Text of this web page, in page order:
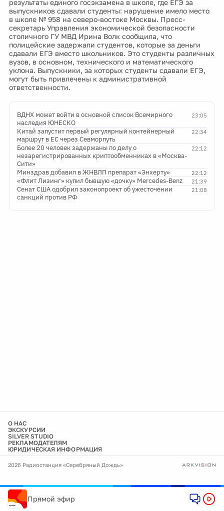
результаты единого госэкзамена в школе, где ЕГЭ за
выпускников сдавали студенты: нарушение имело место
в школе № 958 на северо-востоке Москвы. Пресс-
секретарь Управления экономической безопасности
столичного ГУ МВД Ирина Волк сообщила, что
полицейские задержали студентов, которые за деньги
сдавали ЕГЭ вместо школьников. Это студенты различных
вузов, в основном, технического и математического
уклона. Выпускники, за которых студенты сдавали ЕГЭ,
могут быть привлечены к административной
ответственности.
23:05
ВДНХ может войти в основной список Всемирного
наследия ЮНЕСКО
22:34
Китай запустит первый регулярный контейнерный
маршрут в ЕС через Севморпуть
22:12
Более 20 человек задержаны по делу о
незарегистрированных криптообменниках в «Москва-
Сити»
22:12
Минздрав добавил в ЖНВЛП препарат «Энхерту»
21:39
«Флит Лизинг» купил бывшую «дочку» Mercedes-Benz
21:08
Сенат США одобрил законопроект об ужесточении
санкций против РФ
О НАС
ЭКСКУРСИИ
SILVER STUDIO
РЕКЛАМОДАТЕЛЯМ
ЮРИДИЧЕСКАЯ ИНФОРМАЦИЯ
2026 Радиостанция «Серебряный Дождь»
Прямой эфир